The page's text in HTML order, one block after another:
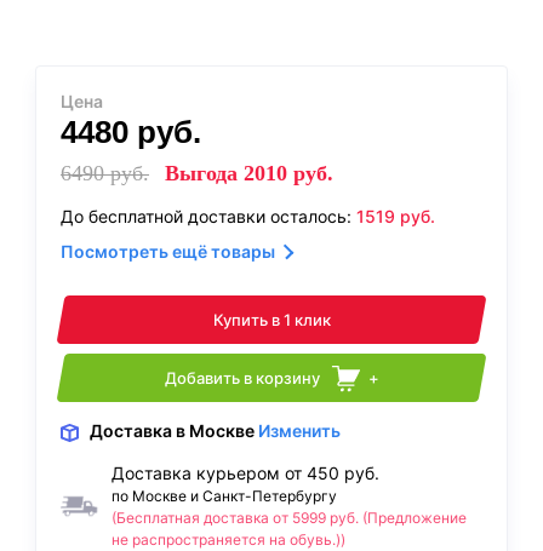
Цена
4480 руб.
6490руб. Выгода 2010 руб.
До бесплатной доставки осталось: 1519 руб.
Посмотреть ещё товары
Купить в 1 клик
Добавить в корзину +
Доставка в Москве Изменить
Доставка курьером от 450 руб.
по Москве и Санкт-Петербургу
(Бесплатная доставка от 5999 руб. (Предложение
не распространяется на обувь.))